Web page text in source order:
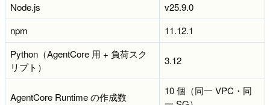
Node.js
v25.9.0
npm
11.12.1
Python（AgentCore 用 + 負荷スク
リプト）
3.12
AgentCore Runtime の作成数
10 個（同一 VPC・同